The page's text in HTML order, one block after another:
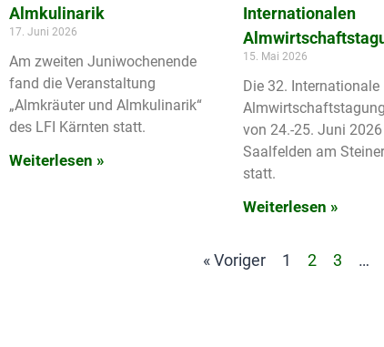
Almkulinarik
17. Juni 2026
Am zweiten Juniwochenende
fand die Veranstaltung
„Almkräuter und Almkulinarik“
des LFI Kärnten statt.
Weiterlesen »
Internationalen
15. Mai 2026
Die 32. Internationale
von 24.-25. Juni
Saalfelden am
statt.
Weiterlesen »
« Voriger 1 2 3 …